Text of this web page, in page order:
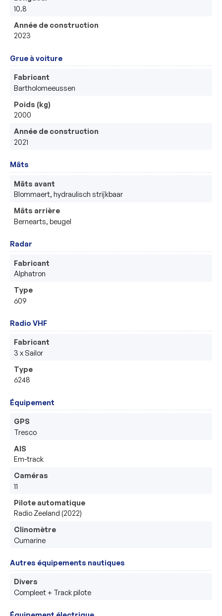
10.8
Année de construction
2023
Grue à voiture
Fabricant
Bartholomeeussen
Poids (kg)
2000
Année de construction
2021
Mâts
Mâts avant
Blommaert, hydraulisch strijkbaar
Mâts arrière
Bernearts, beugel
Radar
Fabricant
Alphatron
Type
609
Radio VHF
Fabricant
3 x Sailor
Type
6248
Équipement
GPS
Tresco
AIS
Em-track
Caméras
11
Pilote automatique
Radio Zeeland (2022)
Clinomètre
Cumarine
Autres équipements nautiques
Divers
Compleet + Track pilote